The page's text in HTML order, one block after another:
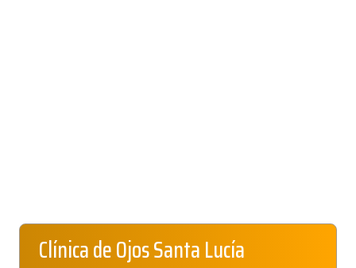
Clínica de Ojos Santa Lucía